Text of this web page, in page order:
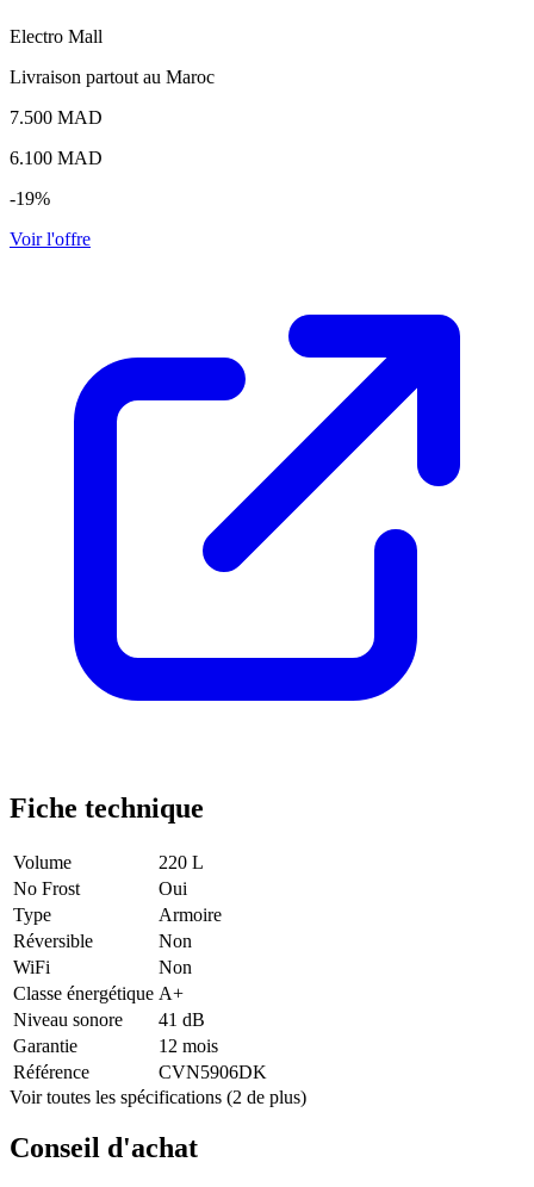
Electro Mall
Livraison partout au Maroc
7.500 MAD
6.100 MAD
-19%
Voir l'offre
Fiche technique
Volume
220 L
No Frost
Oui
Type
Armoire
Réversible
Non
WiFi
Non
Classe énergétique A+
Niveau sonore
41 dB
Garantie
12 mois
Référence
CVN5906DK
Voir toutes les spécifications (2 de plus)
Conseil d'achat